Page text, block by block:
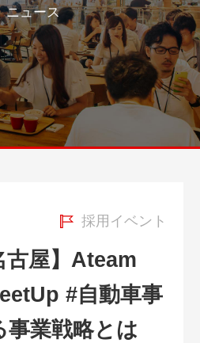
ニュース
採用イベント
古屋】Ateam
#自動車事
事業戦略とは